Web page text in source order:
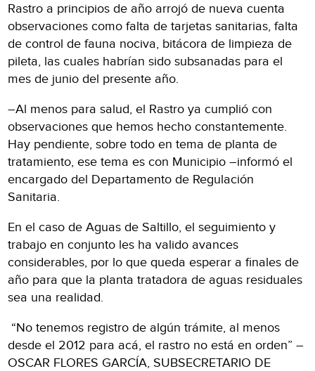
Rastro a principios de año arrojó de nueva cuenta
observaciones como falta de tarjetas sanitarias, falta
de control de fauna nociva, bitácora de limpieza de
pileta, las cuales habrían sido subsanadas para el
mes de junio del presente año.
–Al menos para salud, el Rastro ya cumplió con
observaciones que hemos hecho constantemente.
Hay pendiente, sobre todo en tema de planta de
tratamiento, ese tema es con Municipio –informó el
encargado del Departamento de Regulación
Sanitaria.
En el caso de Aguas de Saltillo, el seguimiento y
trabajo en conjunto les ha valido avances
considerables, por lo que queda esperar a finales de
año para que la planta tratadora de aguas residuales
sea una realidad.
“No tenemos registro de algún trámite, al menos
desde el 2012 para acá, el rastro no está en orden” –
OSCAR FLORES GARCÍA, SUBSECRETARIO DE